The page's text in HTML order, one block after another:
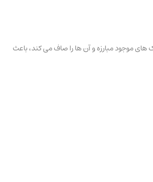
موجود مبارزه و آن ها را صاف می کند، باعث